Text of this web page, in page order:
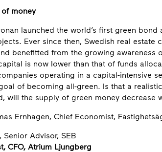
money
launched the world’s first green
Ever since then, Swedish real estate
benefitted from the growing awareness
is now lower than that of funds
operating in a capital-intensive
of becoming all-green. Is that a
will the supply of green money decrease
Ernhagen, Chief Economist,
Senior Advisor, SEB
CFO, Atrium Ljungberg